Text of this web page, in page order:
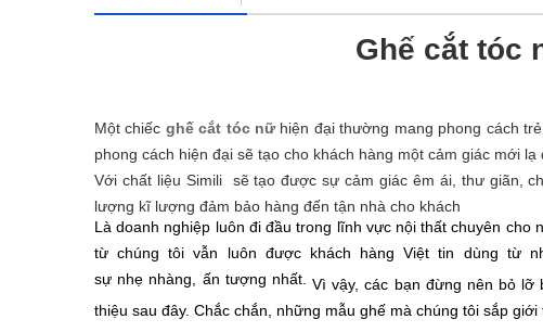
Ghế cắt tóc
Một chiếc ghế cắt tóc nữ hiện đại thường mang phong cách
phong cách hiện đại sẽ tạo cho khách hàng một cảm giác mới lạ
Với chất liệu Simili sẽ tạo được sự cảm giác êm ái, thư giãn,
lượng kĩ lượng đảm bảo hàng đến tận nhà cho khách
Là doanh nghiệp luôn đi đầu trong lĩnh vực nội thất chuyên cho
từ chúng tôi vẫn luôn được khách hàng Việt tin dùng từ
sự nhẹ nhàng, ấn tượng nhất.Vì vậy, các bạn đừng nên bỏ lỡ
thiệu sau đây. Chắc chắn, những mẫu ghế mà chúng tôi sắp giới